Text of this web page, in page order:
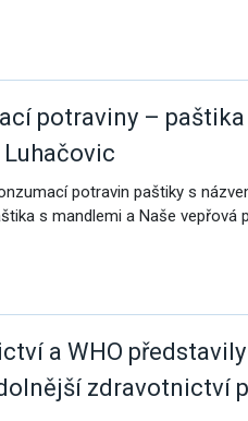
potraviny –
potravin paštiky s
s mandlemi a Naše vepřová
a WHO
zdravotnictví